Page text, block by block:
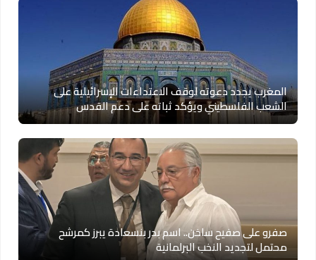
المغرب يجدد دعوته لوقف الاعتداءات الإسرائيلية على
الشعب الفلسطيني ويؤكد ثباته على دعم القدس
صفرو على صفيح ساخن.. اسم بدر بنسعادة يبرز كمرشح
محتمل لتجديد النخب البرلمانية